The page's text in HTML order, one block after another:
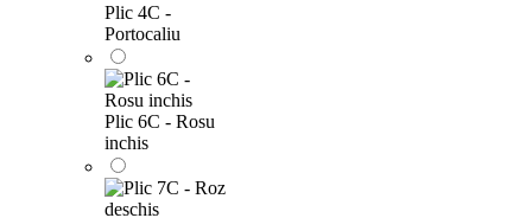
Plic 4C -
Portocaliu
Plic 6C - Rosu
inchis